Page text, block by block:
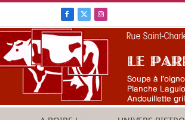
Facebook
X
(Twitter)
Instagram